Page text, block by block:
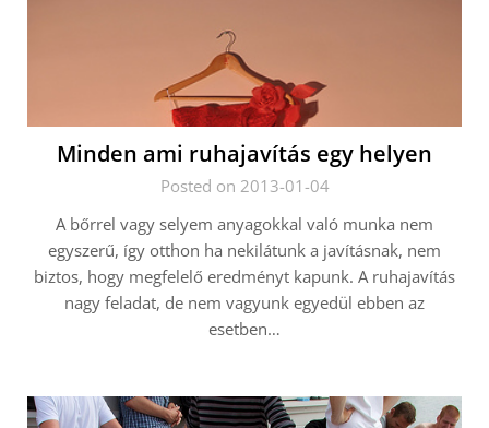
Minden ami ruhajavítás egy helyen
Posted on 2013-01-04
A bőrrel vagy selyem anyagokkal való munka nem
egyszerű, így otthon ha nekilátunk a javításnak, nem
biztos, hogy megfelelő eredményt kapunk. A ruhajavítás
nagy feladat, de nem vagyunk egyedül ebben az
esetben…